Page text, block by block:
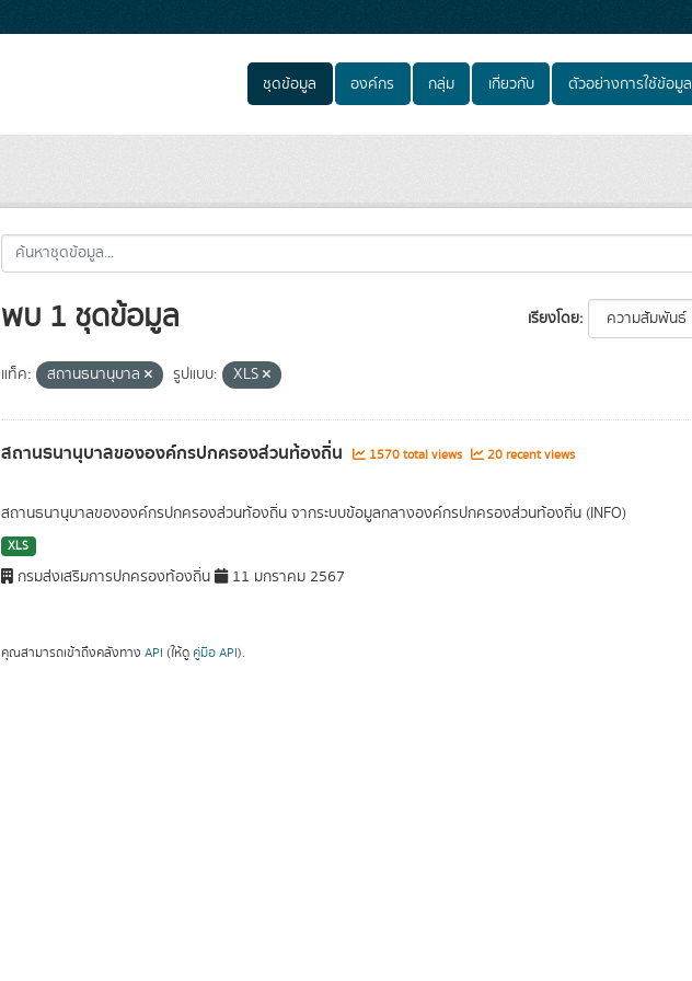
ชุดข้อมูล องค์กร กลุ่ม เกี่ยวกับ ตัวอย่างการใช้ข้อมูล
เรียงโดย
พบ 1 ชุดข้อมูล
แท็ค: สถานธนานุบาล รูปแบบ: XLS
สถานธนานุบาลขององค์กรปกครองส่วนท้องถิ่น 1570 total views 20 recent views
สถานธนานุบาลขององค์กรปกครองส่วนท้องถิ่น จากระบบข้อมูลกลางองค์กรปกครองส่วนท้องถิ่น (INFO)
XLS
กรมส่งเสริมการปกครองท้องถิ่น 11 มกราคม 2567
คุณสามารถเข้าถึงคลังทาง API (ให้ดู คู่มือ API).